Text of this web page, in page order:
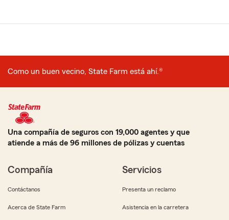
Como un buen vecino, State Farm está ahí.®
Una compañía de seguros con 19,000 agentes y que
atiende a más de 96 millones de pólizas y cuentas
Compañía
Contáctanos
Acerca de State Farm
Servicios
Presenta un reclamo
Asistencia en la carretera